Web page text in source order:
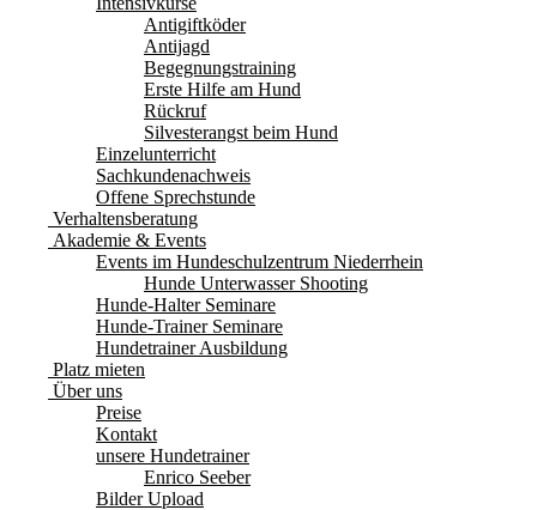
Antigiftköder
Antijagd
Begegnungstraining
Erste Hilfe am Hund
Rückruf
Silvesterangst beim Hund
Einzelunterricht
Sachkundenachweis
Offene Sprechstunde
Verhaltensberatung
Akademie & Events
Events im Hundeschulzentrum Niederrhein
Hunde Unterwasser Shooting
Hunde-Halter Seminare
Hunde-Trainer Seminare
Hundetrainer Ausbildung
Platz mieten
Über uns
Preise
Kontakt
unsere Hundetrainer
Enrico Seeber
Bilder Upload